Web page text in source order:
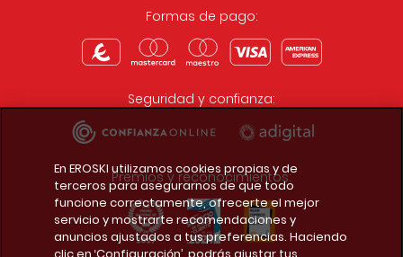
Formas de pago:
Seguridad y confianza:
Premios y reconocimientos:
En EROSKI utilizamos cookies propias y de
terceros para asegurarnos de que todo
funcione correctamente, ofrecerte el mejor
servicio y mostrarte recomendaciones y
anuncios ajustados a tus preferencias. Haciendo
clic en ‘Configuración’, podrás ajustar tus